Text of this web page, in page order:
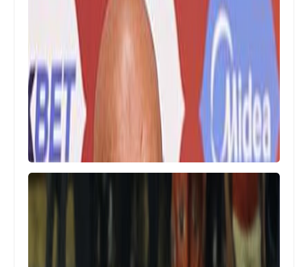
أمم أفريقيا
تشكيلة قوية لمنتخب مصر في اول
مبارياته في امم افريقيا امام زيمبابوي